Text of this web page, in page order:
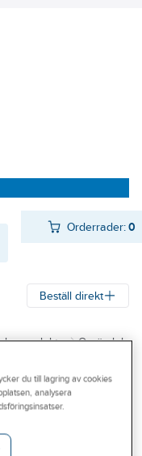
Orderrader:0
Beställ direkt
produkter Ogräsduk
Rotspärr
ROTSPÄRR 280G/M2.
2X25M
du till lagring av cookies
analysera